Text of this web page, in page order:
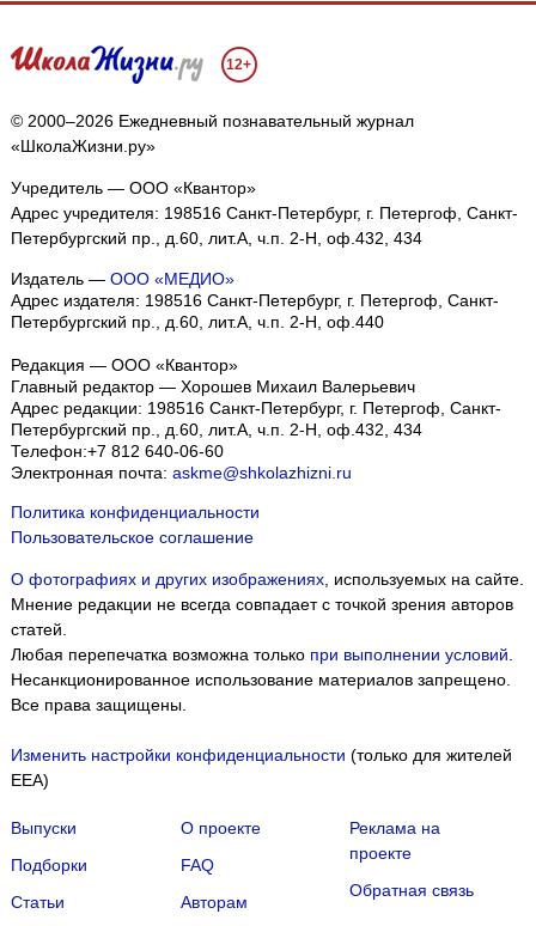
12+
© 2000–2026 Ежедневный познавательный журнал
«ШколаЖизни.ру»
Учредитель — ООО «Квантор»
Адрес учредителя: 198516 Санкт-Петербург, г. Петергоф, Санкт-
Петербургский пр., д.60, лит.А, ч.п. 2-Н, оф.432, 434
Издатель — ООО «МЕДИО»
Адрес издателя: 198516 Санкт-Петербург, г. Петергоф, Санкт-
Петербургский пр., д.60, лит.А, ч.п. 2-Н, оф.440
Редакция — ООО «Квантор»
Главный редактор — Хорошев Михаил Валерьевич
Адрес редакции: 198516 Санкт-Петербург, г. Петергоф, Санкт-
Петербургский пр., д.60, лит.А, ч.п. 2-Н, оф.432, 434
Телефон:+7 812 640-06-60
Электронная почта: askme@shkolazhizni.ru
Политика конфиденциальности
Пользовательское соглашение
О фотографиях и других изображениях, используемых на сайте.
Мнение редакции не всегда совпадает с точкой зрения авторов
статей.
Любая перепечатка возможна только при выполнении условий.
Несанкционированное использование материалов запрещено.
Все права защищены.
Изменить настройки конфиденциальности (только для жителей
EEA)
Выпуски
Подборки
Статьи
О проекте
FAQ
Авторам
Реклама на
проекте
Обратная связь